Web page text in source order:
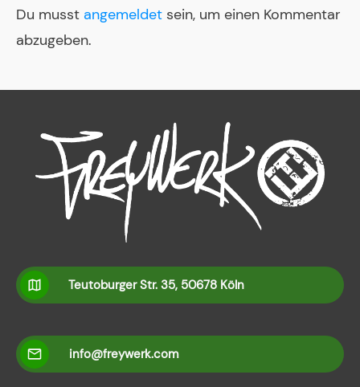
Du musst angemeldet sein, um einen Kommentar
abzugeben.
Teutoburger Str. 35, 50678 Köln
info@freywerk.com